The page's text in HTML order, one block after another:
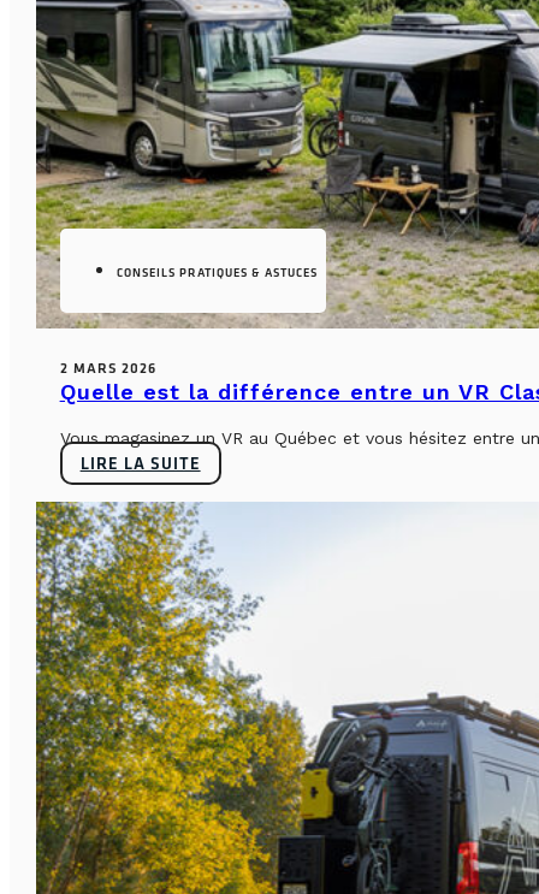
CONSEILS PRATIQUES & ASTUCES
2 MARS 2026
Quelle est la différence entre un VR
Vous magasinez un VR au Québec et vous hésitez entre
LIRE LA SUITE